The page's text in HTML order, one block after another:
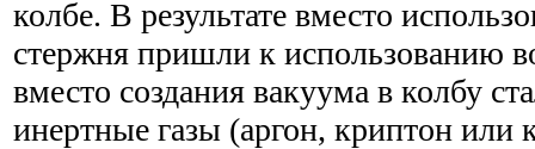
колбе. В результате вместо
стержня пришли к использованию
вместо создания вакуума в колбу
инертные газы (аргон, криптон или